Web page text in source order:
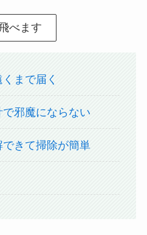
べます
まで届く
邪魔にならない
きて掃除が簡単